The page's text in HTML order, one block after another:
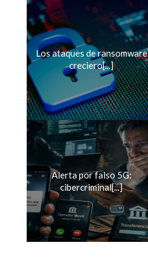
Los ataques de ransomware
creciero[...]
Alerta por falso 5G:
cibercriminal[...]